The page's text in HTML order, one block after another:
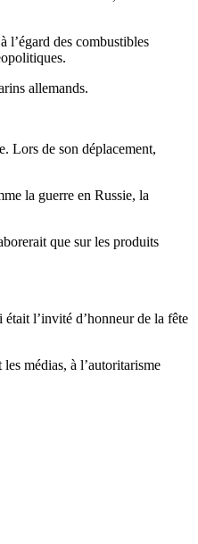
l’égard des combustibles
allemands.
Lors de son déplacement,
la guerre en Russie, la
que sur les produits
l’invité d’honneur de la fête
médias, à l’autoritarisme